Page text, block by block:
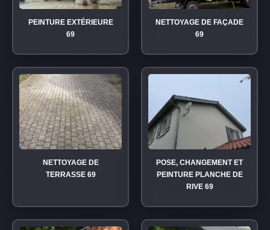
PEINTURE EXTÉRIEURE
69
NETTOYAGE DE FAÇADE
69
NETTOYAGE DE
TERRASSE 69
POSE, CHANGEMENT ET
PEINTURE PLANCHE DE
RIVE 69